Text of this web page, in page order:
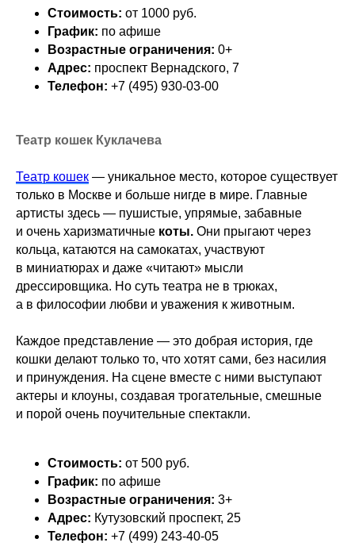
Стоимость: от 1000 руб.
График: по афише
Возрастные ограничения: 0+
Адрес: проспект Вернадского, 7
Телефон: +7 (495) 930-03-00
Театр кошек Куклачева
Театр кошек — уникальное место, которое существует
только в Москве и больше нигде в мире. Главные
артисты здесь — пушистые, упрямые, забавные
и очень харизматичные коты. Они прыгают через
кольца, катаются на самокатах, участвуют
в миниатюрах и даже «читают» мысли
дрессировщика. Но суть театра не в трюках,
а в философии любви и уважения к животным.
Каждое представление — это добрая история, где
кошки делают только то, что хотят сами, без насилия
и принуждения. На сцене вместе с ними выступают
актеры и клоуны, создавая трогательные, смешные
и порой очень поучительные спектакли.
Стоимость: от 500 руб.
График: по афише
Возрастные ограничения: 3+
Адрес: Кутузовский проспект, 25
Телефон: +7 (499) 243-40-05